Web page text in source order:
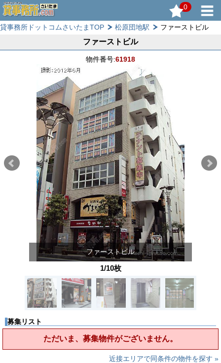
0
貸事務所ドットコムさいたまTOP 松原団地駅 ファーストビル
ファーストビル
物件番号:61918
ファーストビル
1/10枚
募集リスト
ただいま、募集物件がございません。
近接エリアで同条件の物件を探す »